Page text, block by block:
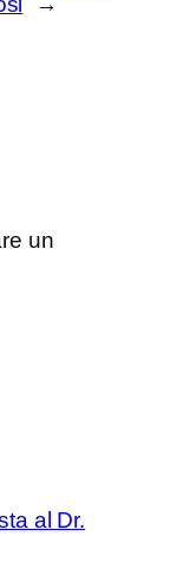
un
al Dr.